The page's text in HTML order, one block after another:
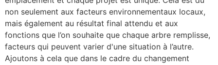
non seulement aux facteurs environnementaux locaux,
mais également au résultat final attendu et aux
fonctions que l’on souhaite que chaque arbre remplisse,
facteurs qui peuvent varier d'une situation à l’autre.
Ajoutons à cela que dans le cadre du changement